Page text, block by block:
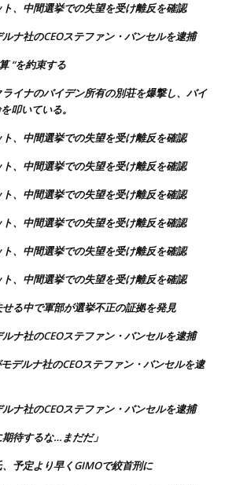
、中間選挙での失望を受け離反を確認
ナ社のCEOステファン・バンセルを逮捕
“を約束する
ライナのバイデン所有の別荘を爆撃し、バイ
叩いている。
、中間選挙での失望を受け離反を確認
、中間選挙での失望を受け離反を確認
、中間選挙での失望を受け離反を確認
、中間選挙での失望を受け離反を確認
、中間選挙での失望を受け離反を確認
、中間選挙での失望を受け離反を確認
る中で軍部が選挙不正の証拠を発見
ナ社のCEOステファン・バンセルを逮捕
デルナ社のCEOステファン・バンセルを逮
ナ社のCEOステファン・バンセルを逮捕
待するな…まだだ」
予定より早くGIMOで絞首刑に